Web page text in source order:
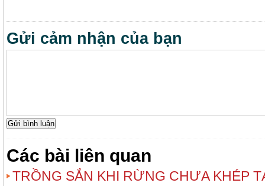
Gửi cảm nhận của bạn
Các bài liên quan
TRỒNG SẮN KHI RỪNG CHƯA KHÉP